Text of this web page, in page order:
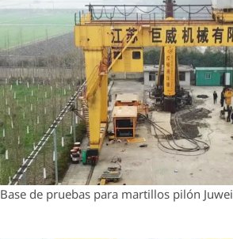
Base de pruebas para martillos pilón Juwei